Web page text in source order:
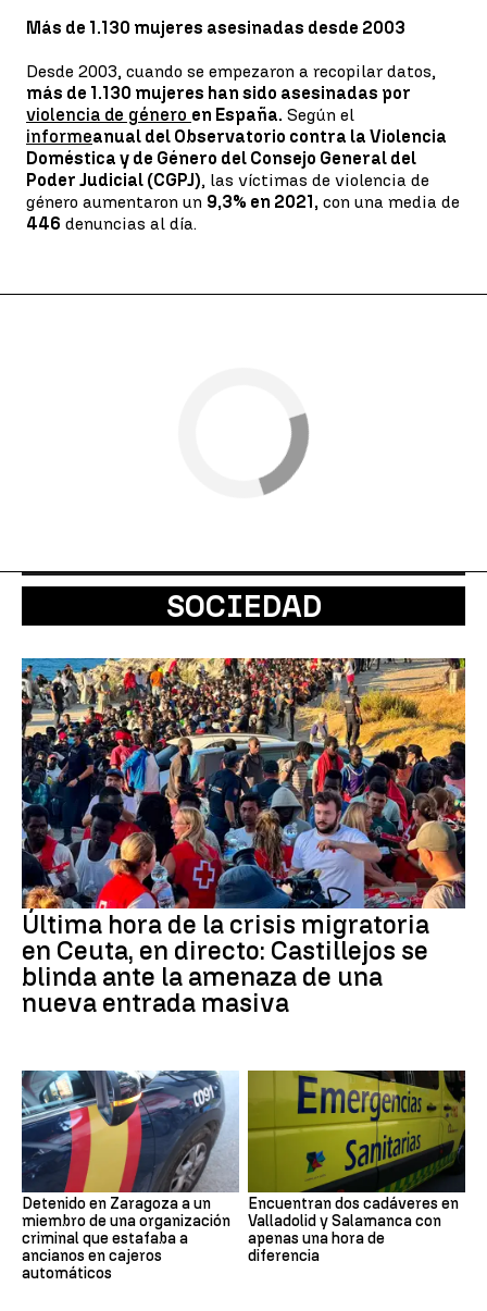
Más de 1.130 mujeres asesinadas desde 2003
Desde 2003, cuando se empezaron a recopilar datos,
más de 1.130 mujeres han sido asesinadas por
violencia de género en España. Según el
informeanual del Observatorio contra la Violencia
Doméstica y de Género del Consejo General del
Poder Judicial (CGPJ), las víctimas de violencia de
género aumentaron un 9,3% en 2021, con una media de
446 denuncias al día.
SOCIEDAD
Última hora de la crisis migratoria
en Ceuta, en directo: Castillejos se
blinda ante la amenaza de una
nueva entrada masiva
Detenido en Zaragoza a un
miembro de una organización
criminal que estafaba a
ancianos en cajeros
automáticos
Encuentran dos cadáveres en
Valladolid y Salamanca con
apenas una hora de
diferencia